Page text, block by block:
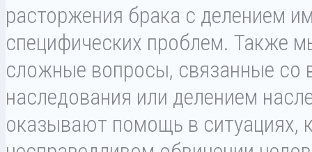
расторжения брака с делением
специфических проблем. Также
сложные вопросы, связанные со
наследования или делением
оказывают помощь в ситуациях,